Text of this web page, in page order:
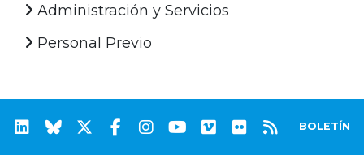
Administración y Servicios
Personal Previo
BOLETÍN